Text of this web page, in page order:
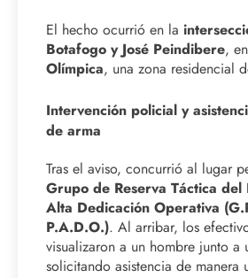
El hecho ocurrió en la
Botafogo y José Peindibere,
Olímpica, una zona residencial
Intervención policial y
de arma
Tras el aviso, concurrió al lugar
Grupo de Reserva Táctica
Alta Dedicación Operativa
P.A.D.O.). Al arribar, los
visualizaron a un hombre junto a
solicitando asistencia de manera